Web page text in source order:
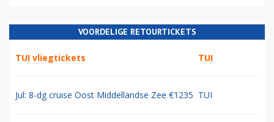
VOORDELIGE RETOURTICKETS
TUI vliegtickets TUI
Jul: 8-dg cruise Oost Middellandse Zee €1235 TUI